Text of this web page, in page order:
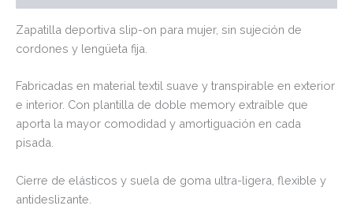
Zapatilla deportiva slip-on para mujer, sin sujeción de
cordones y lengüeta fija.
Fabricadas en material textil suave y transpirable en exterior
e interior. Con plantilla de doble memory extraíble que
aporta la mayor comodidad y amortiguación en cada
pisada.
Cierre de elásticos y suela de goma ultra-ligera, flexible y
antideslizante.